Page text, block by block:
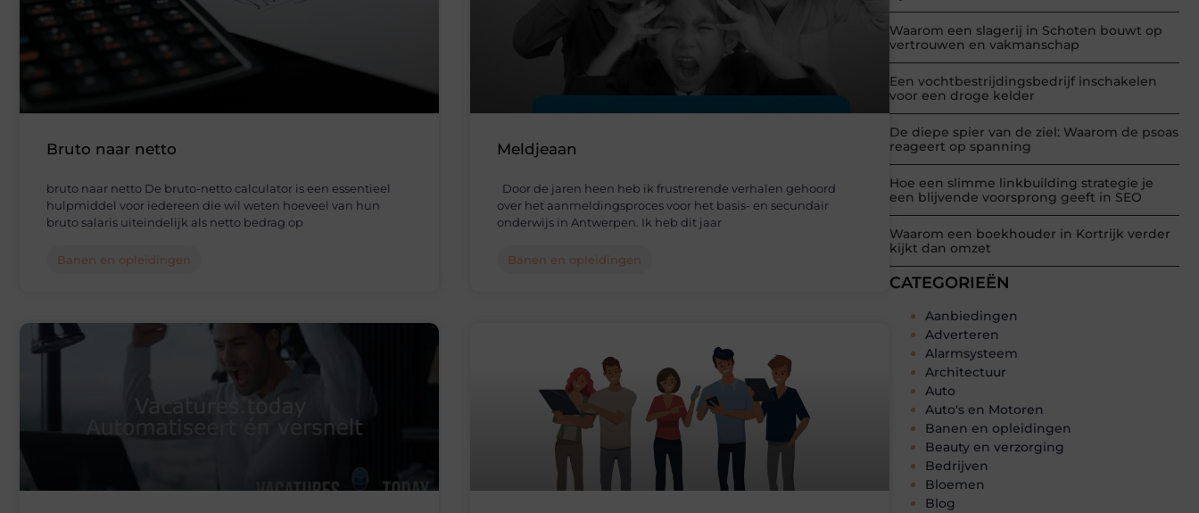
Waarom een slagerij in Schoten bouwt op
vertrouwen en vakmanschap
Een vochtbestrijdingsbedrijf inschakelen
voor een droge kelder
De diepe spier van de ziel: Waarom de psoas
reageert op spanning
Hoe een slimme linkbuilding strategie je
een blijvende voorsprong geeft in SEO
Waarom een boekhouder in Kortrijk verder
kijkt dan omzet
CATEGORIEËN
Aanbiedingen
Adverteren
Alarmsysteem
Architectuur
Auto
Auto's en Motoren
Banen en opleidingen
Beauty en verzorging
Bedrijven
Bloemen
Blog
Bruto naar netto
bruto naar netto De bruto-netto calculator is een essentieel
hulpmiddel voor iedereen die wil weten hoeveel van hun
bruto salaris uiteindelijk als netto bedrag op
Banen en opleidingen
Meldjeaan
Door de jaren heen heb ik frustrerende verhalen gehoord
over het aanmeldingsproces voor het basis- en secundair
onderwijs in Antwerpen. Ik heb dit jaar
Banen en opleidingen